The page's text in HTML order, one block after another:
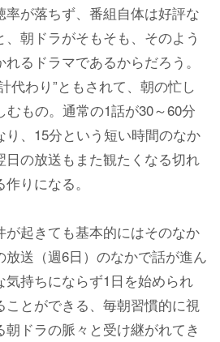
率が落ちず、番組自体は好評な
朝ドラがそもそも、そのよう
るドラマであるからだろう。
代わり”ともされて、朝の忙し
むもの。通常の1話が30～60分
、15分という短い時間のなか
日の放送もまた観たくなる切れ
りになる。
起きても基本的にはそのなか
送（週6日）のなかで話が進ん
気持ちにならず1日を始められ
ことができる、毎朝習慣的に視
ドラの脈々と受け継がれてき